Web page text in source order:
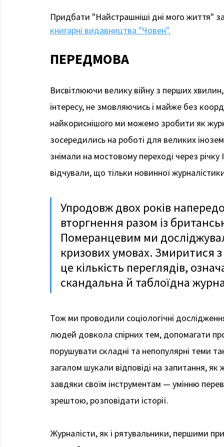
Придбати "Найстрашніші дні мого життя"
книгарні видавництва "Човен".
ПЕРЕДМОВА
Висвітлюючи велику війну з перших
інтересу, не змовляючись і майже без
найкориснішого ми можемо зробити як
зосередились на роботі для великих
знімали на мостовому переході через
відчували, що тільки новинної
Упродовж двох років
вторгнення разом із
Померанцевим ми
кризових умовах. Змиритися
це кількість переглядів,
скандальна й таблоїдна
Тож ми проводили соціологічні
людей довкола спірних тем, допомагати
порушувати складні та непопулярні теми
загалом шукали відповіді на запитання,
завдяки своїм інструментам — умінню
зрештою, розповідати історії.
Журналісти, як і рятувальники, першими